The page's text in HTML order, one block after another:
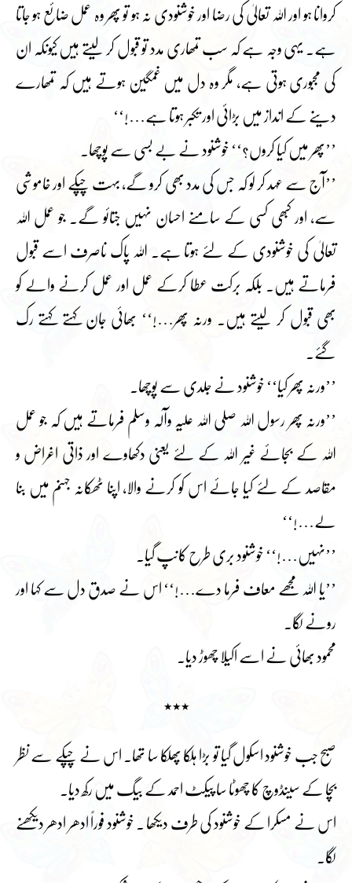
کروانا ہو اور اللہ تعالیٰ کی رضا اور خوشنودی نہ ہو تو پھر وہ عمل ضائع ہو جاتا
ہے۔ یہی وجہ ہے کہ سب تمھاری مدد تو قبول کر لیتے ہیں کیونکہ ان
کی مجبوری ہوتی ہے، مگر وہ دل میں غمگین ہوتے ہیں کہ تمھارے
دینے کے انداز میں بڑائی اور تکبر ہوتا ہے…!‘‘
’’پھر میں کیا کروں؟‘‘ خوشنود نے بے بسی سے پوچھا۔
’’آج سے عہد کر لو کہ جس کی مدد بھی کرو گے، بہت چپکے اور خاموشی
سے، اور کبھی کسی کے سامنے احسان نہیں جتائو گے۔ جو عمل اللہ
تعالیٰ کی خوشنودی کے لئے ہوتا ہے۔ اللہ پاک ناصرف اسے قبول
فرماتے ہیں۔ بلکہ برکت عطا کرکے عمل اور عمل کرنے والے کو
بھی قبول کر لیتے ہیں۔ ورنہ پھر…!‘‘ بھائی جان کہتے کہتے رک
گئے۔
’’ورنہ پھر کیا‘‘ خوشنود نے جلدی سے پوچھا۔
’’ورنہ پھر رسول اللہ صلی اللہ علیہ وآلہ وسلم فرماتے ہیں کہ جو عمل
اللہ کے بجائے غیر اللہ کے لئے یعنی دکھاوے اور ذاتی اغراض و
مقاصد کے لئے کیا جائے اس کو کرنے والا، اپنا ٹھکانہ جہنم میں بنا
لے…!‘‘
’’نہیں…!‘‘ خوشنود بری طرح کانپ گیا۔
’’یا اللہ مجھے معاف فرما دے…!‘‘ اس نے صدق دل سے کہا اور
رونے لگا۔
محمود بھائی نے اسے اکیلا چھوڑ دیا۔
٭٭٭
صبح جب خوشنود اسکول گیا تو بڑا ہلکا پھلکا سا تھا۔ اس نے چپکے سے نظر
بچا کے سینڈوچ کا چھوٹا سا پیکٹ احمد کے بیگ میں رکھ دیا۔
اس نے مسکرا کے خوشنود کی طرف دیکھا ۔ خوشنود فوراً ادھر ادھر دیکھنے
لگا۔